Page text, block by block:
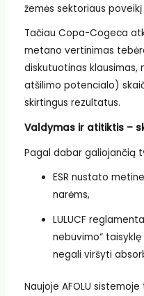
žemės sektoriaus
Tačiau Copa-Cogeca
metano vertinimas
diskutuotinas klausimas,
atšilimo potencialo)
skirtingus rezultatus.
Valdymas ir atitiktis –
Pagal dabar galiojančią
ESR nustato
narėms,
LULUCF
nebuvimo“
negali viršyti
Naujoje AFOLU